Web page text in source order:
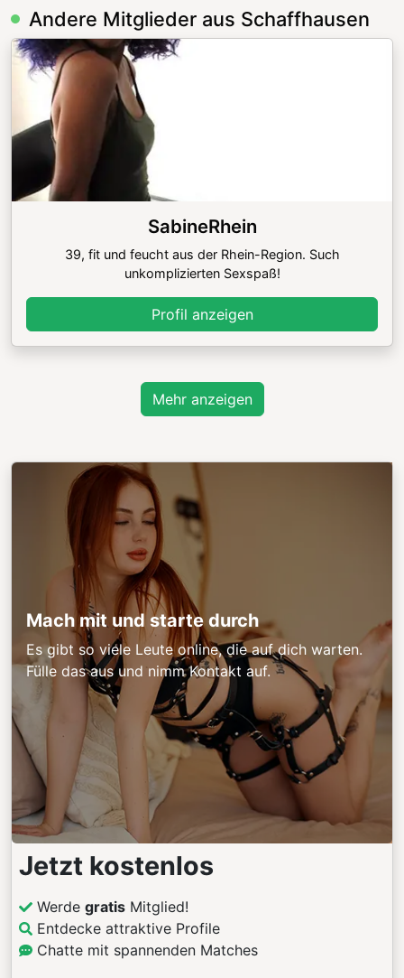
Andere Mitglieder aus Schaffhausen
SabineRhein
39, fit und feucht aus der Rhein-Region. Such
unkomplizierten Sexspaß!
Profil anzeigen
Mehr anzeigen
Mach mit und starte durch
Es gibt so viele Leute online, die auf dich warten.
Fülle das aus und nimm Kontakt auf.
Jetzt kostenlos
Werde gratis Mitglied!
Entdecke attraktive Profile
Chatte mit spannenden Matches